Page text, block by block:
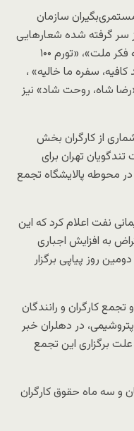
سازمان
سر گرفته شده شعارهایی
از جمله «نه مجلس نه دولت نیستند به فکر ملت»، «تورم ۱۰۰
وعید کافیه، سفره ما خالیه» ،
شاه، روحت شاد» نیز
از کارگران بخش
تهران برای
محوطه پالایشگاه تجمع
نفت اعلام کرد که این
به افزایش اجباری
روز پیاپی برگزار
و تجمع کارگران و رانندگان
در دهلران خبر
برگزاری این تجمع
و سه ماه حقوق کارگران